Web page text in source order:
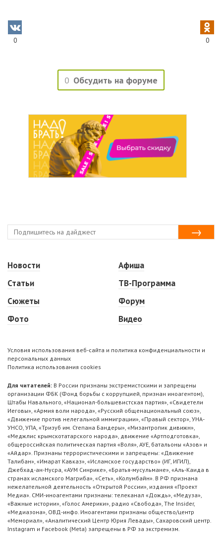
0 0
0 Обсудить на форуме
Новости
Статьи
Сюжеты
Фото
Афиша
ТВ-Программа
Форум
Видео
Условия использования веб-сайта и политика конфиденциальности и
персональных данных
Политика использования cookies
Для читателей: В России признаны экстремистскими и запрещены
организации ФБК (Фонд борьбы с коррупцией, признан иноагентом),
Штабы Навального, «Национал-большевистская партия», «Свидетели
Иеговы», «Армия воли народа», «Русский общенациональный союз»,
«Движение против нелегальной иммиграции», «Правый сектор», УНА-
УНСО, УПА, «Тризуб им. Степана Бандеры», «Мизантропик дивижн»,
«Меджлис крымскотатарского народа», движение «Артподготовка»,
общероссийская политическая партия «Воля», АУЕ, батальоны «Азов» и
«Айдар». Признаны террористическими и запрещены: «Движение
Талибан», «Имарат Кавказ», «Исламское государство» (ИГ, ИГИЛ),
Джебхад-ан-Нусра, «АУМ Синрике», «Братья-мусульмане», «Аль-Каида в
странах исламского Магриба», «Сеть», «Колумбайн». В РФ признана
нежелательной деятельность «Открытой России», издания «Проект
Медиа». СМИ-иноагентами признаны: телеканал «Дождь», «Медуза»,
«Важные истории», «Голос Америки», радио «Свобода», The Insider,
«Медиазона», ОВД-инфо. Иноагентами признаны общество/центр
«Мемориал», «Аналитический Центр Юрия Левады», Сахаровский центр.
Instagram и Facebook (Metа) запрещены в РФ за экстремизм.